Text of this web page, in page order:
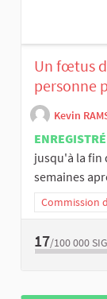
Un fœtus
personne
Kevin
jusqu'à la fin
semaines
Commission
17/100 000